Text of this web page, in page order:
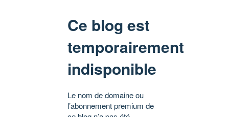
Ce blog est
temporairement
indisponible
Le nom de domaine ou
l’abonnement premium de